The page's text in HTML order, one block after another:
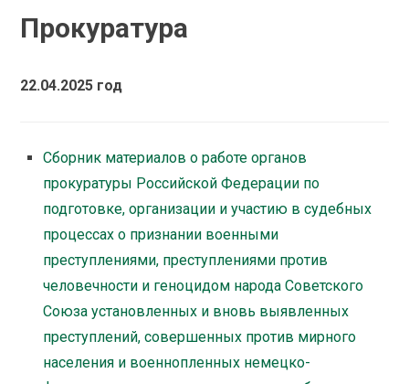
Прокуратура
22.04.2025 год
Сборник материалов о работе органов
прокуратуры Российской Федерации по
подготовке, организации и участию в судебных
процессах о признании военными
преступлениями, преступлениями против
человечности и геноцидом народа Советского
Союза установленных и вновь выявленных
преступлений, совершенных против мирного
населения и военнопленных немецко-